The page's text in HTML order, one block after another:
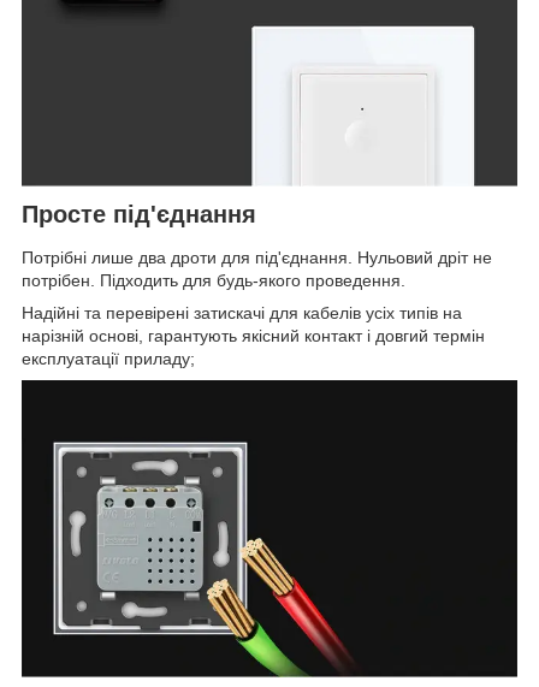
Просте під'єднання
Потрібні лише два дроти для під'єднання. Нульовий дріт не
потрібен. Підходить для будь-якого проведення.
Надійні та перевірені затискачі для кабелів усіх типів на
нарізній основі, гарантують якісний контакт і довгий термін
експлуатації приладу;